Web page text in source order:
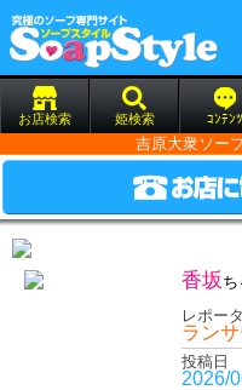
お店検索 姫検索 ｺﾝﾃﾝﾂ
吉原大衆ソー
香坂ち
レポー
ラン
投稿日
2026/